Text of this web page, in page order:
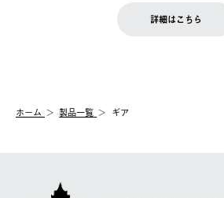
【配送業者】
佐川急便にて配送されます。
お客様都合の返品にかかる送料は、お客
一度お手元の商品を返品いただき、ご希
LOGOS FAMILY会員の方は、会員マイ
詳細はこちら
ホーム 製品一覧 ギア